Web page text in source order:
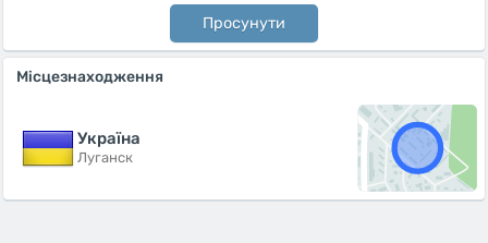
Просунути
Місцезнаходження
Україна
Луганск